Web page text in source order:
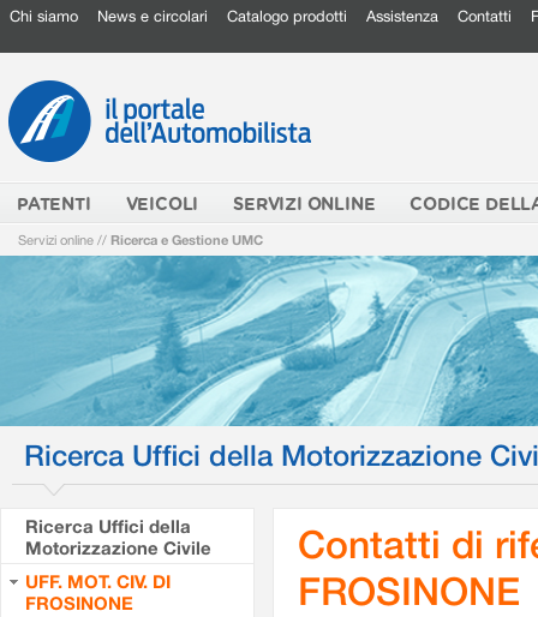
Chi siamo News e circolari Catalogo prodotti Assistenza Contatti
PATENTI VEICOLI SERVIZI ONLINE CODICE
Servizi online // Ricerca e Gestione UMC
Ricerca Uffici della Motorizzazione
Ricerca Uffici della
Motorizzazione Civile
UFF. MOT. CIV. DI
FROSINONE
Contatti di
FROSINONE